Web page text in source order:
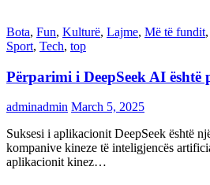
Bota, Fun, Kulturë, Lajme, Më të fundit,
Sport, Tech, top
Përparimi i DeepSeek AI është
adminadmin March 5, 2025
Suksesi i aplikacionit DeepSeek është
kompanive kineze të inteligjencës
aplikacionit kinez…